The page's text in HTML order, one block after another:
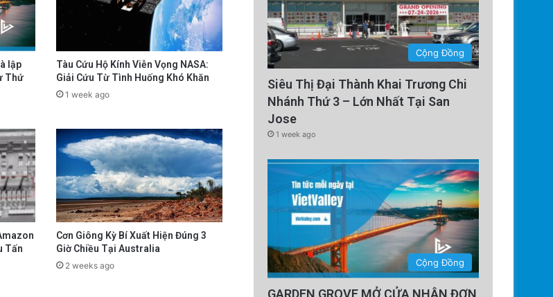
lập
Thứ
Tàu Cứu Hộ Kính Viễn Vọng NASA:
Giải Cứu Từ Tình Huống Khó Khăn
1 week ago
Tấn
Cơn Giông Kỳ Bí Xuất Hiện Đúng 3
Giờ Chiều Tại Australia
2 weeks ago
Cộng Đồng
Siêu Thị Đại Thành Khai Trương Chi
Nhánh Thứ 3 – Lớn Nhất Tại San
Jose
1 week ago
Cộng Đồng